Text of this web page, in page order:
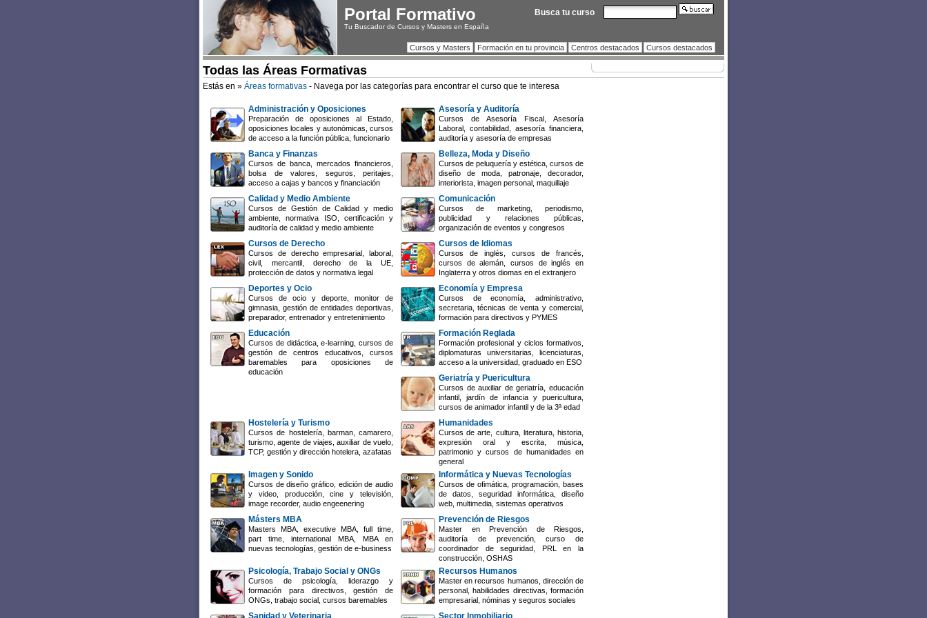
Portal Formativo
Tu Buscador de Cursos y Masters en España
Cursos y Masters Formación en tu provincia Centros destacados Cursos destacados
Todas las Áreas Formativas
Estás en » Áreas formativas - Navega por las categorías para encontrar el curso que te interesa
Administración y Oposiciones
Preparación de oposiciones al Estado,
oposiciones locales y autonómicas, cursos
de acceso a la función pública, funcionario
Asesoría y Auditoría
Cursos de Asesoría Fiscal, Asesoría
Laboral, contabilidad, asesoría financiera,
auditoría y asesoría de empresas
Banca y Finanzas
Cursos de banca, mercados financieros,
bolsa de valores, seguros, peritajes,
acceso a cajas y bancos y financiación
Belleza, Moda y Diseño
Cursos de peluquería y estética, cursos de
diseño de moda, patronaje, decorador,
interiorista, imagen personal, maquillaje
Calidad y Medio Ambiente
Cursos de Gestión de Calidad y medio
ambiente, normativa ISO, certificación y
auditoría de calidad y medio ambiente
Comunicación
Cursos de marketing, periodismo,
publicidad y relaciones públicas,
organización de eventos y congresos
Cursos de Derecho
Cursos de derecho empresarial, laboral,
civil, mercantil, derecho de la UE,
protección de datos y normativa legal
Cursos de Idiomas
Cursos de inglés, cursos de francés,
cursos de alemán, cursos de inglés en
Inglaterra y otros diomas en el extranjero
Deportes y Ocio
Cursos de ocio y deporte, monitor de
gimnasia, gestión de entidades deportivas,
preparador, entrenador y entretenimiento
Economía y Empresa
Cursos de economía, administrativo,
secretaria, técnicas de venta y comercial,
formación para directivos y PYMES
Educación
Cursos de didáctica, e-learning, cursos de
gestión de centros educativos, cursos
baremables para oposiciones de
educación
Formación Reglada
Formación profesional y ciclos formativos,
diplomaturas universitarias, licenciaturas,
acceso a la universidad, graduado en ESO
Geriatría y Puericultura
Cursos de auxiliar de geriatría, educación
infantil, jardín de infancia y puericultura,
cursos de animador infantil y de la 3ª edad
Hostelería y Turismo
Cursos de hostelería, barman, camarero,
turismo, agente de viajes, auxiliar de vuelo,
TCP, gestión y dirección hotelera, azafatas
Humanidades
Cursos de arte, cultura, literatura, historia,
expresión oral y escrita, música,
patrimonio y cursos de humanidades en
general
Imagen y Sonido
Cursos de diseño gráfico, edición de audio
y video, producción, cine y televisión,
image recorder, audio engeenering
Informática y Nuevas Tecnologías
Cursos de ofimática, programación, bases
de datos, seguridad informática, diseño
web, multimedia, sistemas operativos
Másters MBA
Masters MBA, executive MBA, full time,
part time, international MBA, MBA en
nuevas tecnologías, gestión de e-business
Prevención de Riesgos
Master en Prevención de Riesgos,
auditoría de prevención, curso de
coordinador de seguridad, PRL en la
construcción, OSHAS
Psicología, Trabajo Social y ONGs
Cursos de psicología, liderazgo y
formación para directivos, gestión de
ONGs, trabajo social, cursos baremables
Recursos Humanos
Master en recursos humanos, dirección de
personal, habilidades directivas, formación
empresarial, nóminas y seguros sociales
Sanidad y Veterinaria Sector Inmobiliario
Busca tu curso